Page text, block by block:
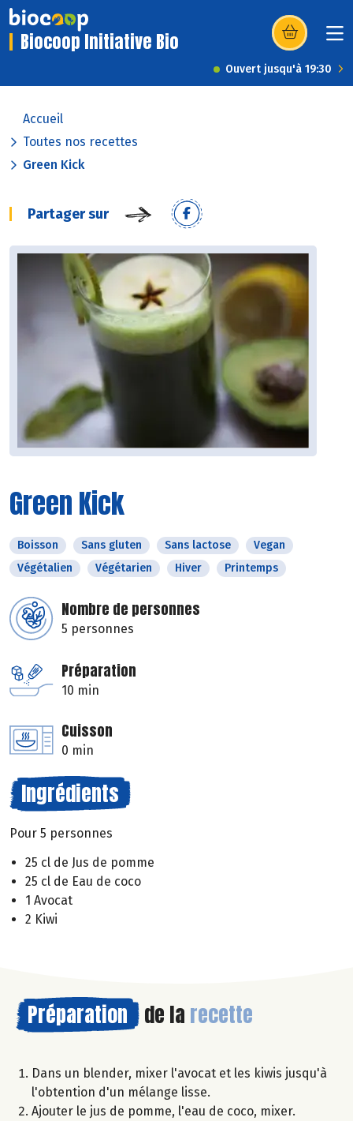
Biocoop Initiative Bio (s’ouvre dans
Ouvert jusqu'à 19:30
Accueil
Toutes nos recettes
Green Kick
Partager sur
Green Kick
Boisson Sans gluten Sans lactose
Vegan
Végétalien
Végétarien Hiver Printemps
Nombre de personnes
5 personnes
Préparation
10 min
Cuisson
0 min
Ingrédients
Pour 5 personnes
25 cl de Jus de pomme
25 cl de Eau de coco
1 Avocat
2 Kiwi
Préparation de la recette
Dans un blender, mixer l'avocat et les kiwis jusqu'à
l'obtention d'un mélange lisse.
Ajouter le jus de pomme, l'eau de coco, mixer.